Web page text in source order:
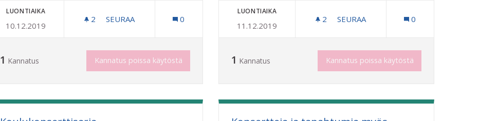
LUONTIAIKA
10.12.2019
2 2 SEURAAJAA
SEURAA
TAITEEN PERUSOPETUSTA ALAKOULUILLE
0
1 Kannatus Kannatus poissa käytöstä
LUONTIAIKA
11.12.2019
2 2 SEURAAJAA
SEURAA 0
1 Kannatus Kannatus poissa käytöstä